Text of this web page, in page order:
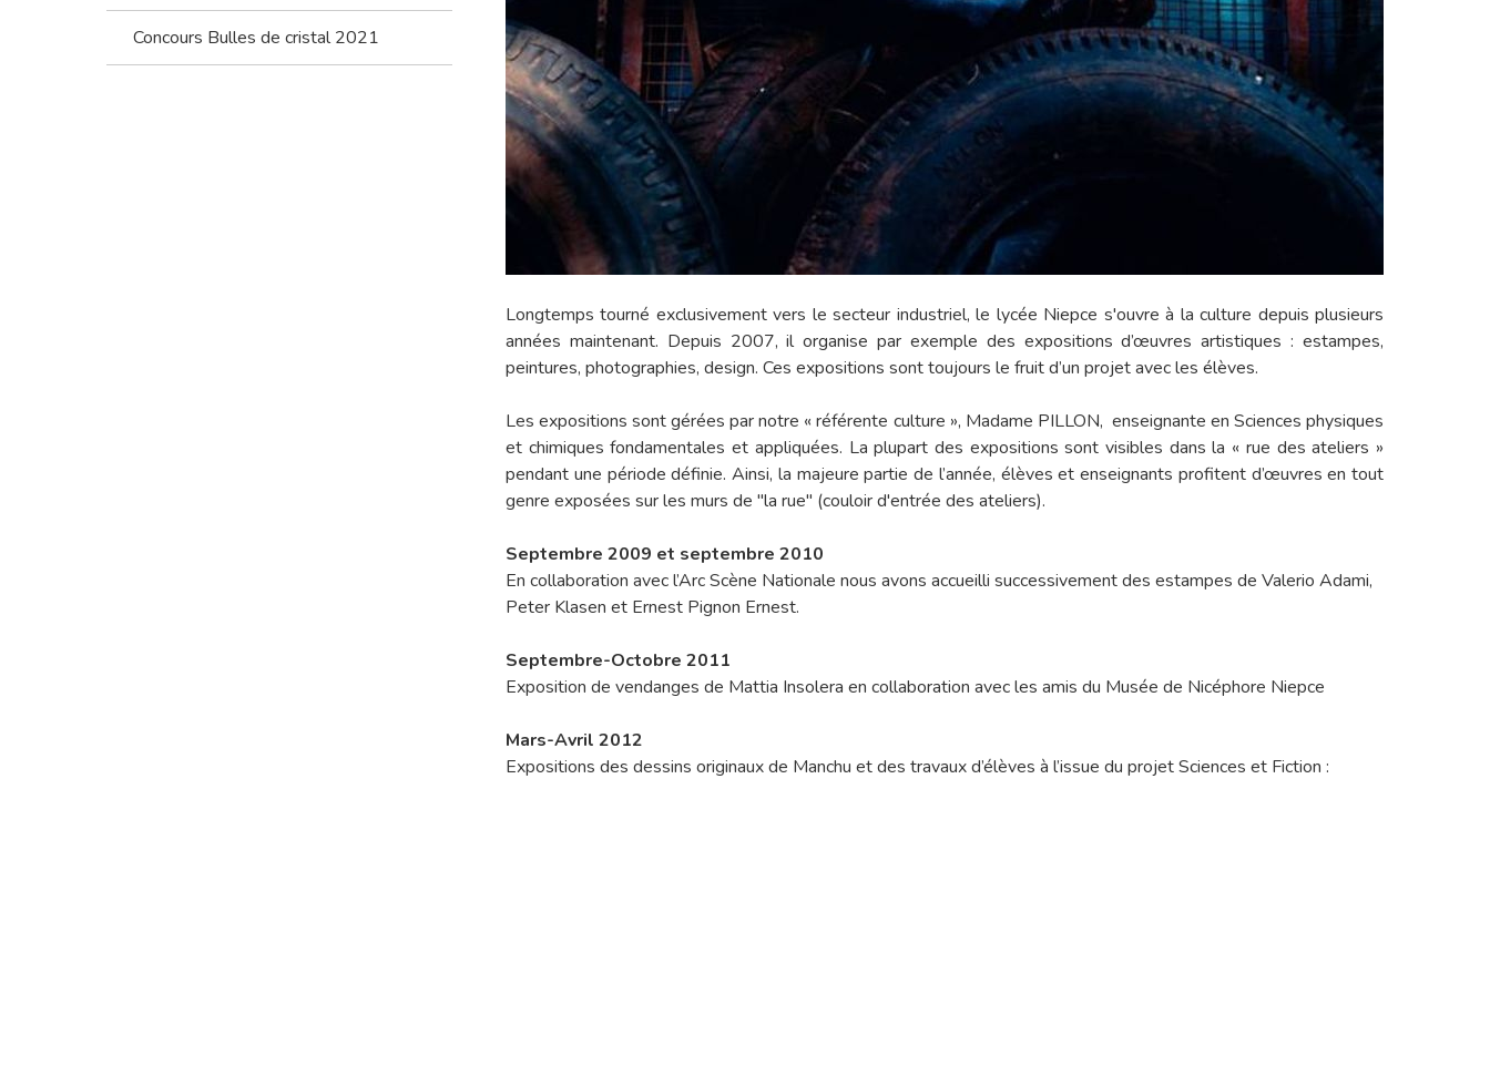
Longtemps tourné exclusivement vers le secteur industriel, le lycée Niepce s'ouvre à la culture depuis plusieurs
années maintenant. Depuis 2007, il organise par exemple des expositions d’œuvres artistiques : estampes,
peintures, photographies, design. Ces expositions sont toujours le fruit d’un projet avec les élèves.
Les expositions sont gérées par notre « référente culture », Madame PILLON, enseignante en Sciences physiques
et chimiques fondamentales et appliquées. La plupart des expositions sont visibles dans la « rue des ateliers »
pendant une période définie. Ainsi, la majeure partie de l’année, élèves et enseignants profitent d’œuvres en tout
genre exposées sur les murs de "la rue" (couloir d'entrée des ateliers).
Septembre 2009 et septembre 2010
En collaboration avec l’Arc Scène Nationale nous avons accueilli successivement des estampes de Valerio Adami,
Peter Klasen et Ernest Pignon Ernest.
Septembre-Octobre 2011
Exposition de vendanges de Mattia Insolera en collaboration avec les amis du Musée de Nicéphore Niepce
Mars-Avril 2012
Expositions des dessins originaux de Manchu et des travaux d’élèves à l’issue du projet Sciences et Fiction :
Concours Bulles de cristal 2021